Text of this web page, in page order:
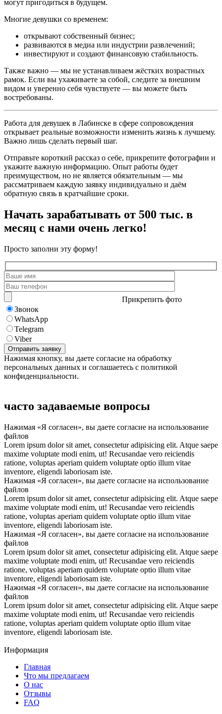
могут пригодиться в будущем.
Многие девушки со временем:
открывают собственный бизнес;
развиваются в медиа или индустрии развлечений;
инвестируют и создают финансовую стабильность.
Также важно — мы не устанавливаем жёстких возрастных
рамок. Если вы ухаживаете за собой, следите за внешним
видом и уверенно себя чувствуете — вы можете быть
востребованы.
Работа для девушек в Лабинске в сфере сопровождения
открывает реальные возможности изменить жизнь к лучшему.
Важно лишь сделать первый шаг.
Отправьте короткий рассказ о себе, прикрепите фотографии и
укажите важную информацию. Опыт работы будет
преимуществом, но не является обязательным — мы
рассматриваем каждую заявку индивидуально и даём
обратную связь в кратчайшие сроки.
Начать зарабатывать от 500 тыс. в
месяц с нами очень легко!
Просто заполни эту форму!
Прикрепить фото
Звонок
WhatsApp
Telegram
Viber
Нажимая кнопку, вы даете согласие на обработку
персональных данных и соглашаетесь с политикой
конфиденциальности.
часто задаваемые вопросы
Нажимая «Я согласен», вы даете согласие на использование
файлов
Lorem ipsum dolor sit amet, consectetur adipisicing elit. Atque saepe
maxime voluptate modi enim, ut! Recusandae vero reiciendis
ratione, voluptas aperiam quidem voluptate optio illum vitae
inventore, eligendi laboriosam iste.
Нажимая «Я согласен», вы даете согласие на использование
файлов
Lorem ipsum dolor sit amet, consectetur adipisicing elit. Atque saepe
maxime voluptate modi enim, ut! Recusandae vero reiciendis
ratione, voluptas aperiam quidem voluptate optio illum vitae
inventore, eligendi laboriosam iste.
Нажимая «Я согласен», вы даете согласие на использование
файлов
Lorem ipsum dolor sit amet, consectetur adipisicing elit. Atque saepe
maxime voluptate modi enim, ut! Recusandae vero reiciendis
ratione, voluptas aperiam quidem voluptate optio illum vitae
inventore, eligendi laboriosam iste.
Нажимая «Я согласен», вы даете согласие на использование
файлов
Lorem ipsum dolor sit amet, consectetur adipisicing elit. Atque saepe
maxime voluptate modi enim, ut! Recusandae vero reiciendis
ratione, voluptas aperiam quidem voluptate optio illum vitae
inventore, eligendi laboriosam iste.
Информация
Главная
Что мы предлагаем
О нас
Отзывы
FAQ